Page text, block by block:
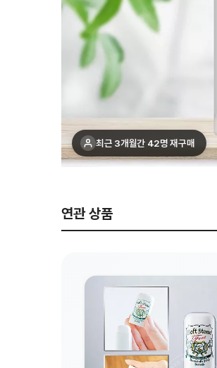
최근 3개월간 42명 재구매
연관 상품